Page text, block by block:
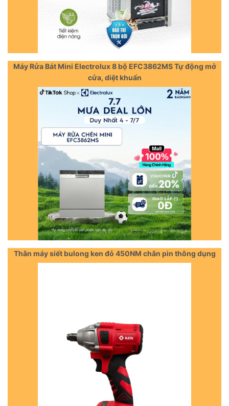
Máy Rửa Bát Mini Electrolux 8 bộ EFC3862MS Tự động mở
cửa, diệt khuẩn
Thân máy siết bulong ken đỏ 450NM chân pin thông dụng